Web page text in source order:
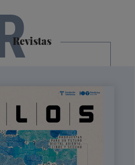
Revistas